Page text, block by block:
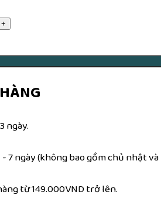
ngày.
7 ngày (không bao gồm chủ nhật và
từ 149.000VND trở lên.